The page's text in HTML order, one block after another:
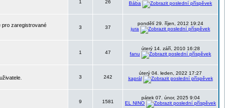
1 26
Bába
pro zaregistrované
3 37
pondělí 29. říjen, 2012 19:24
jura
1 47
úterý 14. září, 2010 16:28
fanu
3 242
úterý 04. leden, 2022 17:27
kaprál
9 1581
pátek 07. únor, 2025 9:04
EL NINO